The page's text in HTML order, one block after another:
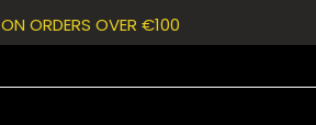
ON ORDERS OVER €100